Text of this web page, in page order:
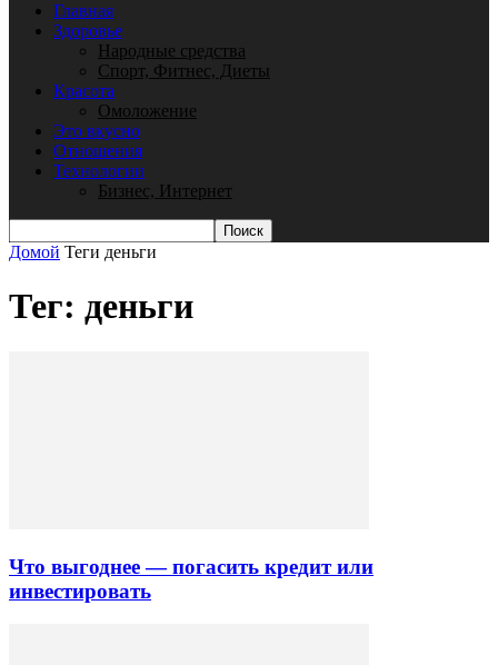
Главная
Здоровье
Народные средства
Спорт, Фитнес, Диеты
Красота
Омоложение
Это вкусно
Отношения
Технологии
Бизнес, Интернет
Домой Теги деньги
Тег: деньги
Что выгоднее — погасить кредит или
инвестировать